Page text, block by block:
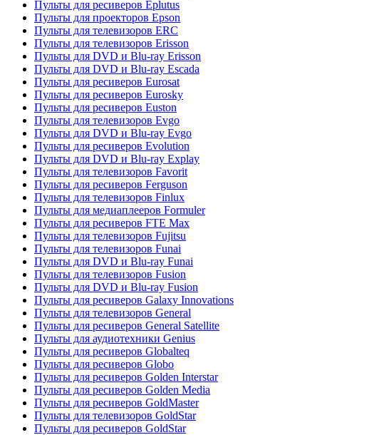
Пульты для ресиверов Eplutus
Пульты для проекторов Epson
Пульты для телевизоров ERC
Пульты для телевизоров Erisson
Пульты для DVD и Blu-ray Erisson
Пульты для DVD и Blu-ray Escada
Пульты для ресиверов Eurosat
Пульты для ресиверов Eurosky
Пульты для ресиверов Euston
Пульты для телевизоров Evgo
Пульты для DVD и Blu-ray Evgo
Пульты для ресиверов Evolution
Пульты для DVD и Blu-ray Explay
Пульты для телевизоров Favorit
Пульты для ресиверов Ferguson
Пульты для телевизоров Finlux
Пульты для медиаплееров Formuler
Пульты для ресиверов FTE Max
Пульты для телевизоров Fujitsu
Пульты для телевизоров Funai
Пульты для DVD и Blu-ray Funai
Пульты для телевизоров Fusion
Пульты для DVD и Blu-ray Fusion
Пульты для ресиверов Galaxy Innovations
Пульты для телевизоров General
Пульты для ресиверов General Satellite
Пульты для аудиотехники Genius
Пульты для ресиверов Globalteq
Пульты для ресиверов Globo
Пульты для ресиверов Golden Interstar
Пульты для ресиверов Golden Media
Пульты для ресиверов GoldMaster
Пульты для телевизоров GoldStar
Пульты для ресиверов GoldStar